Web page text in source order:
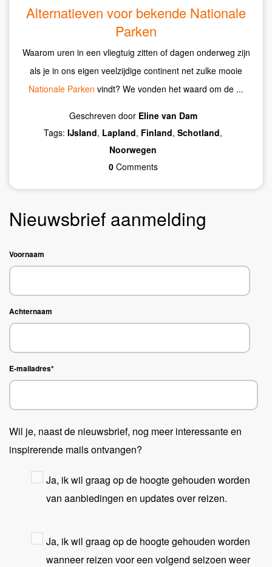
Alternatieven voor bekende Nationale
Parken
Waarom uren in een vliegtuig zitten of dagen onderweg zijn
als je in ons eigen veelzijdige continent net zulke mooie
Nationale Parken vindt? We vonden het waard om de ...
Geschreven door Eline van Dam
Tags: IJsland, Lapland, Finland, Schotland,
Noorwegen
0Comments
Nieuwsbrief aanmelding
Voornaam
Achternaam
E-mailadres*
Wil je, naast de nieuwsbrief, nog meer interessante en
inspirerende mails ontvangen?
Ja, ik wil graag op de hoogte gehouden worden
van aanbiedingen en updates over reizen.
Ja, ik wil graag op de hoogte gehouden worden
wanneer reizen voor een volgend seizoen weer